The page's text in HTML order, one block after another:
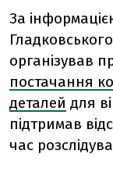
За
організував
постачання
деталей для
підтримав
час